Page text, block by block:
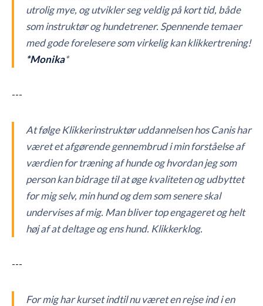
utrolig mye, og utvikler seg veldig på kort tid, både
som instruktør og hundetrener. Spennende temaer
med gode forelesere som virkelig kan klikkertrening!
*Monika*
---
At følge Klikkerinstruktør uddannelsen hos Canis har
været et afgørende gennembrud i min forståelse af
værdien for træning af hunde og hvordan jeg som
person kan bidrage til at øge kvaliteten og udbyttet
for mig selv, min hund og dem som senere skal
undervises af mig. Man bliver top engageret og helt
høj af at deltage og ens hund. Klikkerklog.
---
For mig har kurset indtil nu været en rejse ind i en